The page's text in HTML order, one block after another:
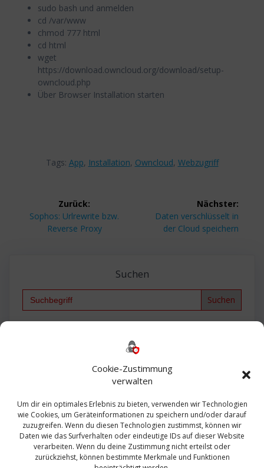
Cookie-Zustimmung
verwalten
Um dir ein optimales Erlebnis zu bieten, verwenden wir Technologien
wie Cookies, um Geräteinformationen zu speichern und/oder darauf
zuzugreifen. Wenn du diesen Technologien zustimmst, können wir
Daten wie das Surfverhalten oder eindeutige IDs auf dieser Website
verarbeiten. Wenn du deine Zustimmung nicht erteilst oder
zurückziehst, können bestimmte Merkmale und Funktionen
sudo bash und anmelden
cd /var/www
chmod 777 html
cd html
wget
https://download.owncloud.org/download/setup-
owncloud.php
Über Browser Installation starten
Tags: App, Installation, Owncloud, Webzugriff
Beitragsnavigation
Zurück:
Vorheriger
Beitrag:
Sophos: Urlrewrite bzw.
Reverse Proxy
Nächster:
Nächster
Beitrag:
Daten verschlüsselt in
der Cloud speichern
Suchen
Search
Bautagebuch
Exchange firewall Fritzbox
Microsoft
Sanierung SBS Security Server Sicherheit
Sicherung SIEM Sophos SSL Ubuntu
Update Upgrade UTM VCenter VCSA Veeam
VMWare VPN WAZUH Windows
Zertifikat